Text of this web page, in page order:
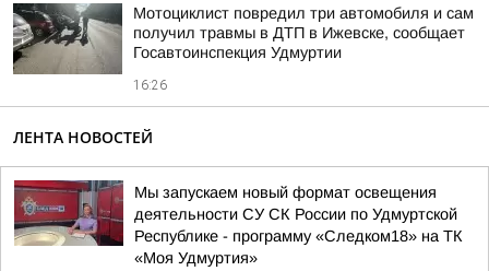
Мотоциклист повредил три автомобиля и сам
получил травмы в ДТП в Ижевске, сообщает
Госавтоинспекция Удмуртии
16:26
ЛЕНТА НОВОСТЕЙ
Мы запускаем новый формат освещения
деятельности СУ СК России по Удмуртской
Республике - программу «Следком18» на ТК
«Моя Удмуртия»